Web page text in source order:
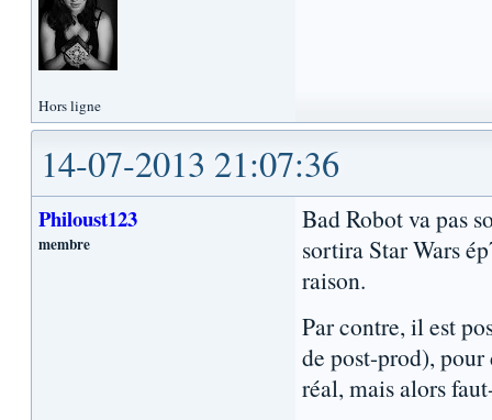
Hors ligne
14-07-2013 21:07:36
Philoust123
membre
Bad Robot va pas
sortira Star Wars
raison.
Par contre, il est
de post-prod), pour
réal, mais alors